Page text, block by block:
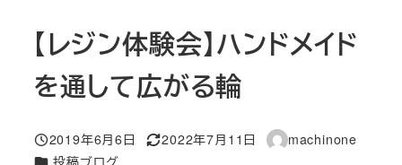
【レジン体験会】ハンドメイド
を通して広がる輪
投稿日
2019年6月6日
更新日
2022年7月11日
著
machinone
カテゴリー